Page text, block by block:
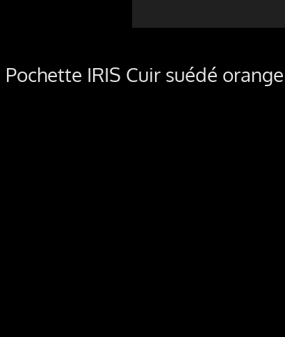
Pochette IRIS Cuir suédé orange